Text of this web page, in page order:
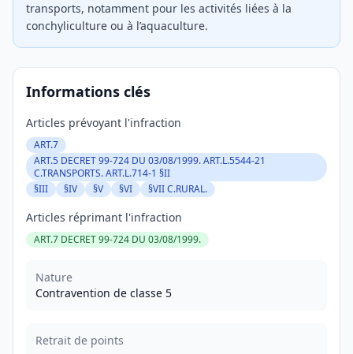
transports, notamment pour les activités liées à la
conchyliculture ou à l’aquaculture.
Informations clés
Articles prévoyant l'infraction
ART.7
ART.5 DECRET 99-724 DU 03/08/1999. ART.L.5544-21
C.TRANSPORTS. ART.L.714-1 §II
§III
§IV §V §VI §VII C.RURAL.
Articles réprimant l'infraction
ART.7 DECRET 99-724 DU 03/08/1999.
Nature
Contravention de classe 5
Retrait de points